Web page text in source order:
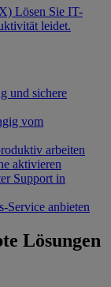
Lösen Sie IT-
leidet.
und sichere
vom
arbeiten
aktivieren
Support in
Service anbieten
Lösungen